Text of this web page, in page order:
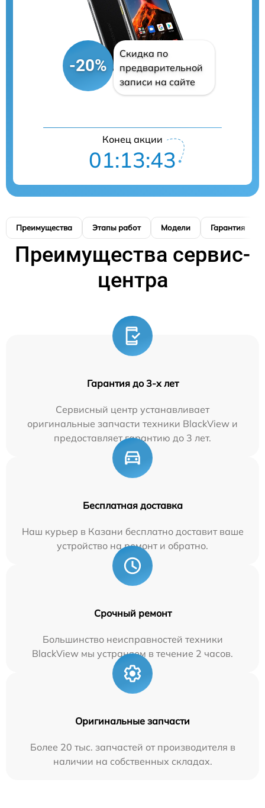
-20%
Скидка по
предварительной
записи на сайте
Конец акции
01:13:42
Преимущества Этапы работ Модели Гарантия
Преимущества сервис-
центра
Гарантия до 3-х лет
Сервисный центр устанавливает
оригинальные запчасти техники BlackView и
предоставляет гарантию до 3 лет.
Бесплатная доставка
Наш курьер в Казани бесплатно доставит ваше
устройство на ремонт и обратно.
Срочный ремонт
Большинство неисправностей техники
BlackView мы устраняем в течение 2 часов.
Оригинальные запчасти
Более 20 тыс. запчастей от производителя в
наличии на собственных складах.